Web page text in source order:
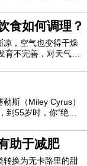
40克，不仅含量
需要的植物蛋白。因
高级健脑食品。大
食如何调理？
凉，空气也变得干燥
不完善，对天气的
的蔬菜1、包心菜包
的3.5倍，钙的含量
多的微量元素钼
斯（Miley Cyrus）
55岁时，你“绝对
此，它在整个星期都
了一个问题-40岁后
着女性进入
助于减肥
转换为无卡路里的甜